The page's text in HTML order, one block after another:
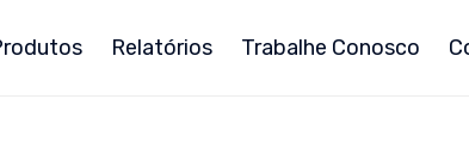
Relatórios Trabalhe Conosco